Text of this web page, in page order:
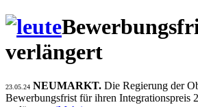
verlängert
23.05.24 NEUMARKT. Die Regierung der
Bewerbungsfrist für ihren Integrationspreis